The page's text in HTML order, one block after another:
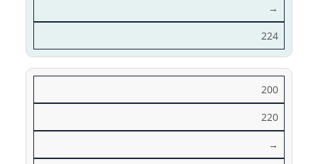
→
224
200
220
→